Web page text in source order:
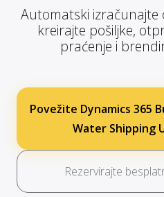
Automatski izračunajte
kreirajte pošiljke,
praćenje i
Povežite Dynamics 365
Water Shipping
Rezervirajte